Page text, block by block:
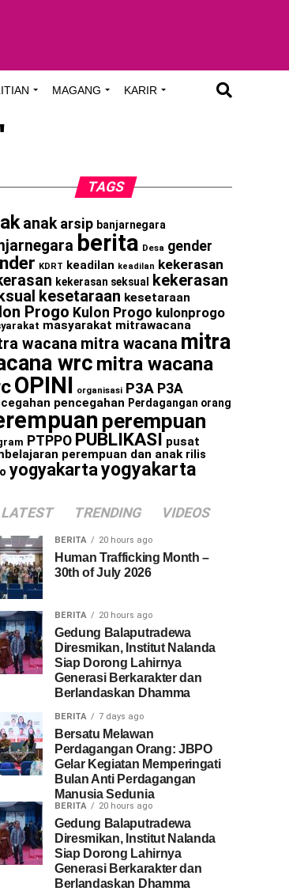
MAGANG KARIR
TAGS
anak arsip banjarnegara
berita Desa gender
KDRT keadilan keadilan kekerasan
kekerasan seksual
kekerasan
kesetaraan kesetaraan
Progo Kulon Progo kulonprogo
masyarakat mitrawacana
wacana mitra wacana mitra
wrc mitra wacana
OPINI organisasi P3A P3A
pencegahan Perdagangan orang
perempuan
PTPPO PUBLIKASI pusat
perempuan dan anak rilis
yogyakartayogyakarta
LATEST TRENDING VIDEOS
BERITA 20 hours ago
Human Trafficking Month –
30th of July 2026
BERITA 20 hours ago
Gedung Balaputradewa
Diresmikan, Institut Nalanda
Siap Dorong Lahirnya
Generasi Berkarakter dan
Berlandaskan Dhamma
BERITA 7 days ago
Bersatu Melawan
Perdagangan Orang: JBPO
Gelar Kegiatan Memperingati
Bulan Anti Perdagangan
Manusia Sedunia
BERITA 20 hours ago
Gedung Balaputradewa
Diresmikan, Institut Nalanda
Siap Dorong Lahirnya
Generasi Berkarakter dan
Berlandaskan Dhamma